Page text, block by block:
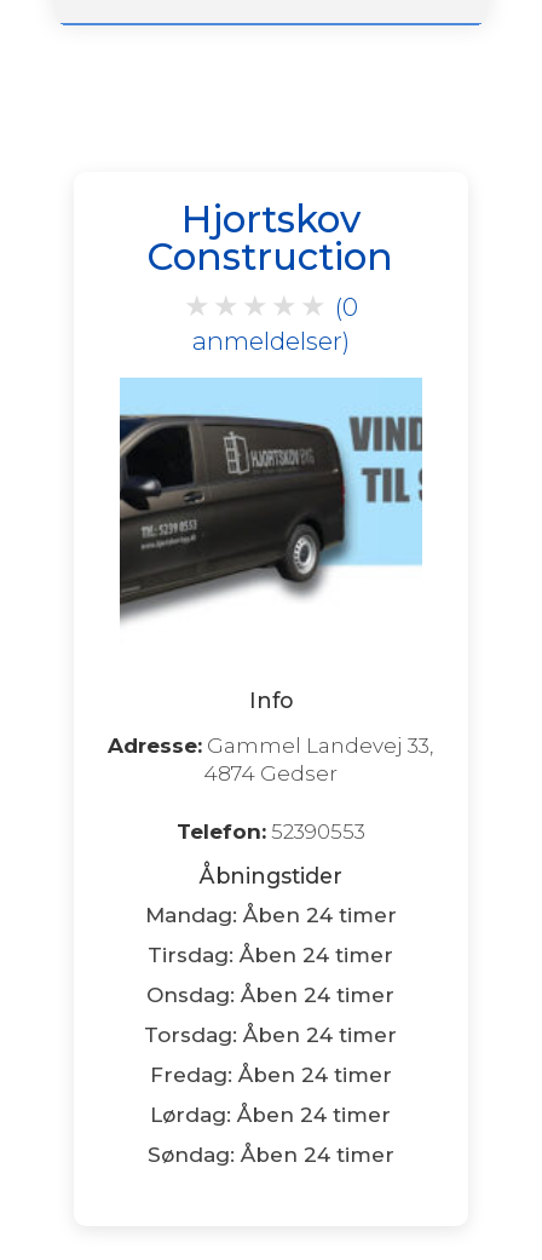
Hjortskov
Construction
★ ★ ★ ★ ★ (0
anmeldelser)
Info
Adresse: Gammel Landevej 33,
4874 Gedser
Telefon:52390553
Åbningstider
Mandag: Åben 24 timer
Tirsdag: Åben 24 timer
Onsdag: Åben 24 timer
Torsdag: Åben 24 timer
Fredag: Åben 24 timer
Lørdag: Åben 24 timer
Søndag: Åben 24 timer